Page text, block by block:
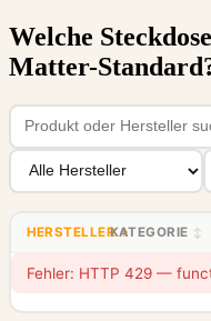
Welche
Matter-
HERSTELLER ↑
KATEGORIE ↕
Fehler: HTTP 429 —